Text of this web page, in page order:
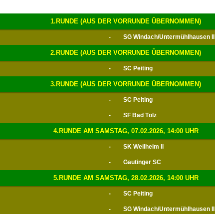
1.RUNDE (AUS DER VORRUNDE ÜBERNOMMEN)
- SG Windach/Untermühlhausen II
2.RUNDE (AUS DER VORRUNDE ÜBERNOMMEN)
- SC Peiting
3.RUNDE (AUS DER VORRUNDE ÜBERNOMMEN)
- SC Peiting
- SF Bad Tölz
4.RUNDE AM SAMSTAG, 07.02.2026, 14:00 UHR
- SK Weilheim II
- Gautinger SC
5.RUNDE AM SAMSTAG, 28.02.2026, 14:00 UHR
- SC Peiting
- SG Windach/Untermühlhausen II